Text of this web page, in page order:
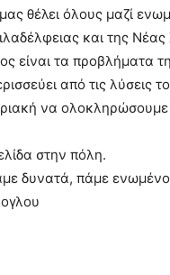
θέλει όλους μαζί
και της
είναι τα προβλήματα
από τις λύσεις
να
στην πόλη.
δυνατά, πάμε